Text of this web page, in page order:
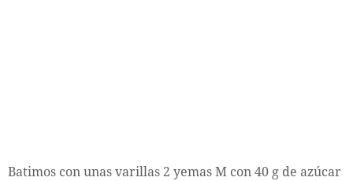
Batimos con unas varillas 2 yemas M con 40 g de azúcar